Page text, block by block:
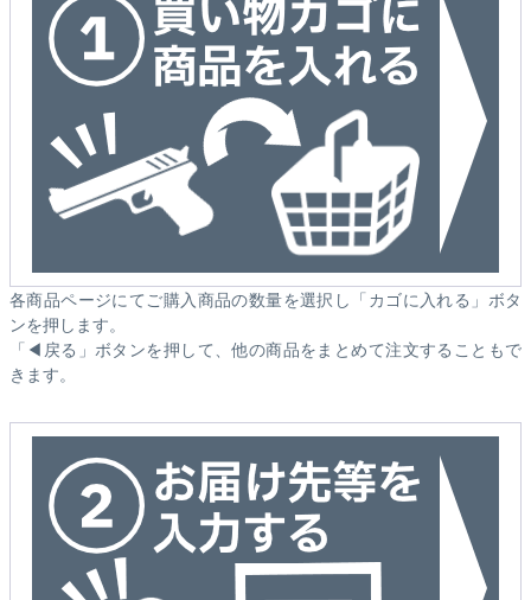
各商品ページにてご購入商品の数量を選択し「カゴに入れる」ボタ
ンを押します。
「◀戻る」ボタンを押して、他の商品をまとめて注文することもで
きます。